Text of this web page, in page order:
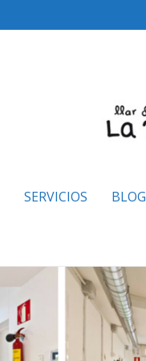
SERVICIOS BLOG